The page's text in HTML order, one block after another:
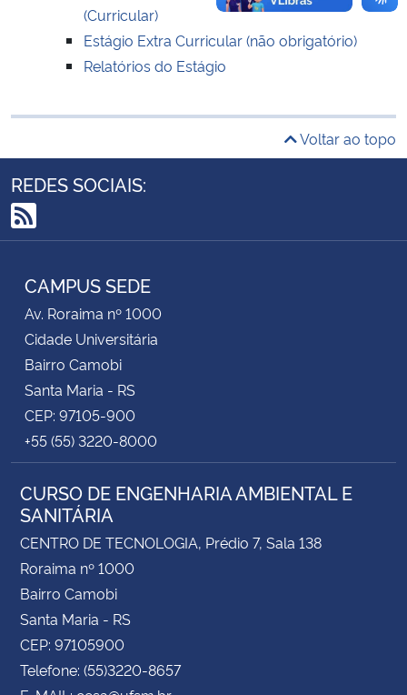
Gabinete de Segurança Institucional
Advocacia-Geral da União
Banco Central do Brasil
Planalto
(Curricular)
Estágio Extra Curricular (não obrigatório)
Relatórios do Estágio
Voltar ao topo
REDES SOCIAIS:
RSS
CAMPUS SEDE
Av. Roraima nº 1000
Cidade Universitária
Bairro Camobi
Santa Maria - RS
CEP: 97105-900
+55 (55) 3220-8000
CURSO DE ENGENHARIA AMBIENTAL E
SANITÁRIA
CENTRO DE TECNOLOGIA, Prédio 7, Sala 138
Roraima nº 1000
Bairro Camobi
Santa Maria - RS
CEP: 97105900
Telefone: (55)3220-8657